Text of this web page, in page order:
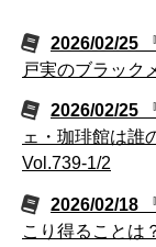
2026/02/25
戸実のブラック
2026/02/25
ェ・珈琲館は誰
Vol.739-1/2
2026/02/18
こり得ることは